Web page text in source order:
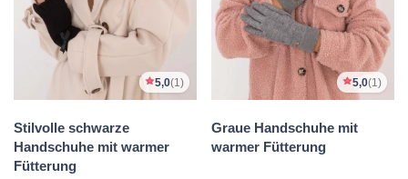
5,0(1)
Stilvolle schwarze
Handschuhe mit warmer
Fütterung
5,0(1)
Graue Handschuhe mit
warmer Fütterung